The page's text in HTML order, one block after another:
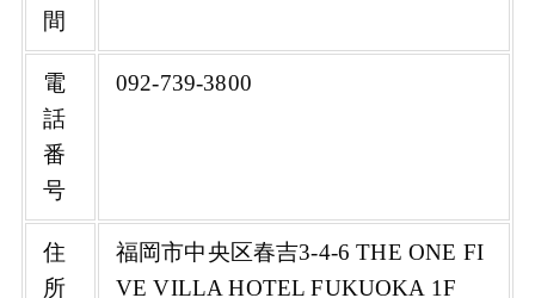
間
電
話
番
号
092-739-3800
住
所
福岡市中央区春吉3-4-6 THE ONE FI
VE VILLA HOTEL FUKUOKA 1F